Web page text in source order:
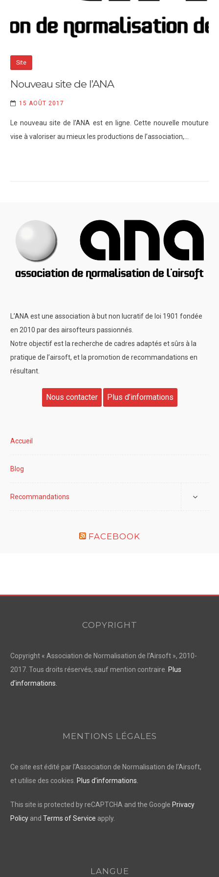
Site
Nouveau site de l’ANA
15 AOÛT 2017
Le nouveau site de l’ANA est en ligne. Cette nouvelle mouture
vise à valoriser au mieux les productions de l’association,…
L’ANA est une association à but non lucratif de loi 1901 fondée
en 2010 par des airsofteurs passionnés.
Notre objectif est la recherche de cadres adaptés et sûrs à la
pratique de l’airsoft, et la promotion de recommandations en
résultant.
Nous contacter Plus d’informations
Accueil
Blog
Recommandations
FACEBOOK
COPYRIGHT
Copyright « Association de Normalisation de l’Airsoft », 2010-
2017. Tous droits réservés, sauf mention contraire. Plus
d’informations.
MENTIONS LÉGALES
Ce site est édité par l’Association de Normalisation de l’Airsoft,
et utilise des cookies. Plus d’informations.
This site is protected by reCAPTCHA and the Google Privacy
Policy and Terms of Service apply.
LANGUE